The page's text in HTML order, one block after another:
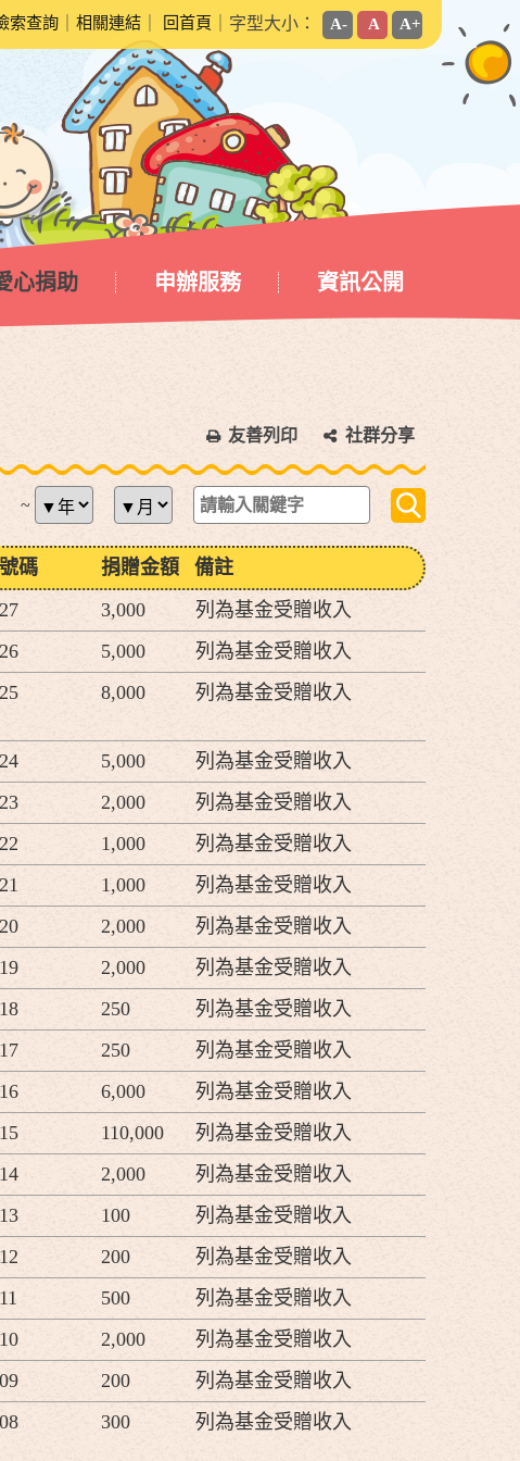
索查詢 相關連結 回首頁 ｜字型大小： A- A A+
心捐助 申辦服務 資訊公開
友善列印 社群分享
~
碼 捐贈金額
備註
3,000
列為基金受贈收入
5,000
列為基金受贈收入
8,000 列為基金受贈收入
5,000
列為基金受贈收入
2,000
列為基金受贈收入
1,000
列為基金受贈收入
1,000
列為基金受贈收入
2,000
列為基金受贈收入
2,000
列為基金受贈收入
250
列為基金受贈收入
250
列為基金受贈收入
6,000
列為基金受贈收入
110,000
列為基金受贈收入
2,000
列為基金受贈收入
100
列為基金受贈收入
200
列為基金受贈收入
500
列為基金受贈收入
2,000
列為基金受贈收入
200
列為基金受贈收入
300 列為基金受贈收入